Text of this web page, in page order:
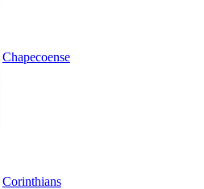
Chapecoense
Corinthians